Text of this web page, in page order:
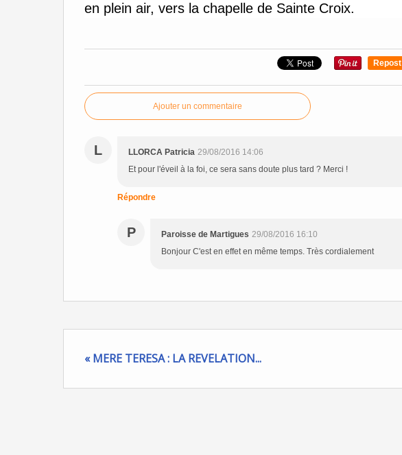
en plein air, vers la chapelle de Sainte Croix.
Repost
Ajouter un commentaire
L LLORCA Patricia 29/08/2016 14:06
Et pour l'éveil à la foi, ce sera sans doute plus tard ? Merci !
Répondre
P Paroisse de Martigues 29/08/2016 16:10
Bonjour C'est en effet en même temps. Très cordialement
« MERE TERESA : LA REVELATION...